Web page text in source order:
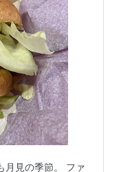
月見の季節。 ファ